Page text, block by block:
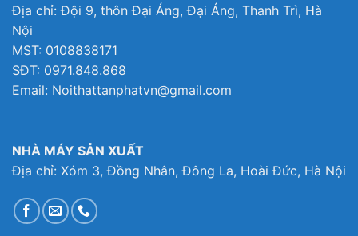
Địa chỉ: Đội 9, thôn Đại Áng, Đại Áng, Thanh Trì, Hà
Nội
MST: 0108838171
SĐT: 0971.848.868
Email: Noithattanphatvn@gmail.com
NHÀ MÁY SẢN XUẤT
Địa chỉ: Xóm 3, Đồng Nhân, Đông La, Hoài Đức, Hà Nội